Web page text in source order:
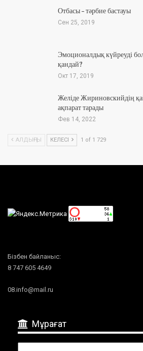
Отбасы – тәрбие бастауы
Сен 25, 2019
Эмоционалдық күйреуді
қандай?
Окт 17, 2019
Желіде Жириновскийдің
ақпарат тарады
Фев 14, 2022
АЛДЫҢҒЫ КЕЛЕСІ 1 of 1 729
Бізбен байланыс:
8 747 605 4649
08.info@mail.ru
Мұрағат